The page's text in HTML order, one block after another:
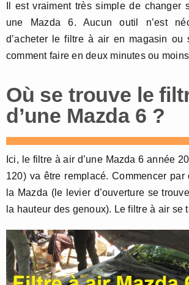
Il est vraiment très simple de changer
une Mazda 6. Aucun outil n’est
d’acheter le filtre à air en magasin ou
comment faire en deux minutes ou
Où se trouve le
d’une Mazda 6 ?
Ici, le filtre à air d’une Mazda 6 année
120) va être remplacé. Commencer
la Mazda (le levier d’ouverture se
la hauteur des genoux). Le filtre à air se